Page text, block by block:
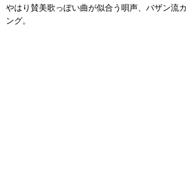
やはり賛美歌っぽい曲が似合う唄声、バザン
ング。